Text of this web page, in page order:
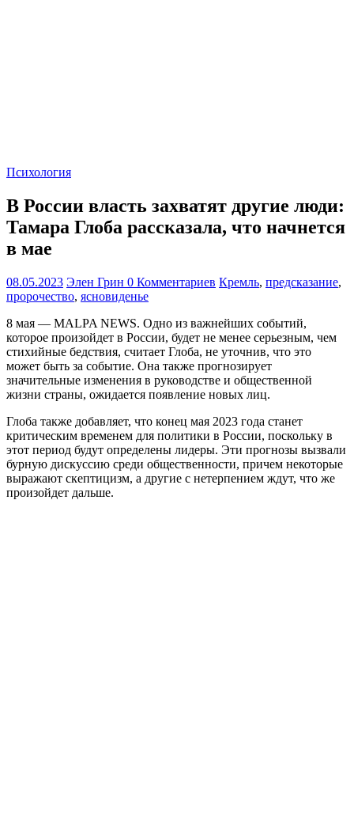
Психология
В России власть захватят другие люди:
Тамара Глоба рассказала, что начнется
в мае
08.05.2023 Элен Грин 0 Комментариев Кремль, предсказание,
пророчество, ясновиденье
8 мая — MALPA NEWS. Одно из важнейших событий,
которое произойдет в России, будет не менее серьезным, чем
стихийные бедствия, считает Глоба, не уточнив, что это
может быть за событие. Она также прогнозирует
значительные изменения в руководстве и общественной
жизни страны, ожидается появление новых лиц.
Глоба также добавляет, что конец мая 2023 года станет
критическим временем для политики в России, поскольку в
этот период будут определены лидеры. Эти прогнозы вызвали
бурную дискуссию среди общественности, причем некоторые
выражают скептицизм, а другие с нетерпением ждут, что же
произойдет дальше.